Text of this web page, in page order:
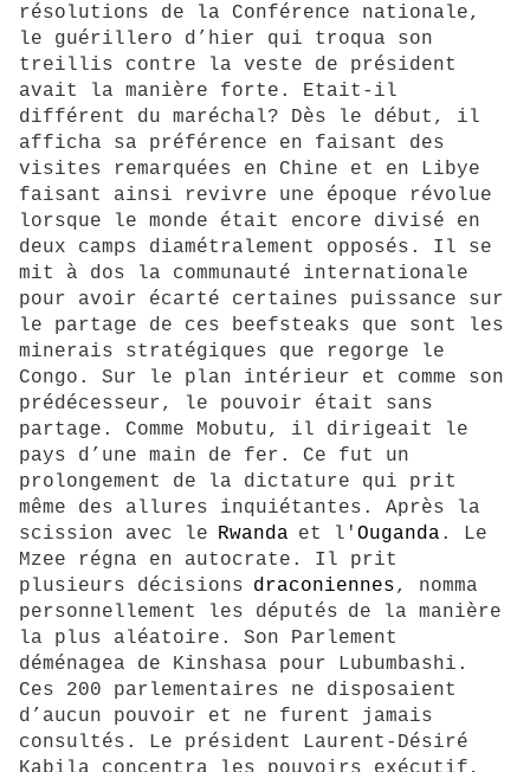
résolutions de la Conférence nationale,
le guérillero d’hier qui troqua son
treillis contre la veste de président
avait la manière forte. Etait-il
différent du maréchal? Dès le début, il
afficha sa préférence en faisant des
visites remarquées en Chine et en Libye
faisant ainsi revivre une époque révolue
lorsque le monde était encore divisé en
deux camps diamétralement opposés. Il se
mit à dos la communauté internationale
pour avoir écarté certaines puissance sur
le partage de ces beefsteaks que sont les
minerais stratégiques que regorge le
Congo. Sur le plan intérieur et comme son
prédécesseur, le pouvoir était sans
partage. Comme Mobutu, il dirigeait le
pays d’une main de fer. Ce fut un
prolongement de la dictature qui prit
même des allures inquiétantes. Après la
scission avec le Rwanda et l' Ouganda . Le
Mzee régna en autocrate. Il prit
plusieurs décisions draconiennes, nomma
personnellement les députés de la manière
la plus aléatoire. Son Parlement
déménagea de Kinshasa pour Lubumbashi.
Ces 200 parlementaires ne disposaient
d’aucun pouvoir et ne furent jamais
consultés. Le président Laurent-Désiré